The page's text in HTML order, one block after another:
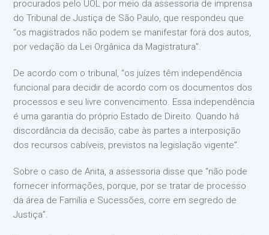
procurados pelo UOL por meio da assessoria de imprensa
do Tribunal de Justiça de São Paulo, que respondeu que
“os magistrados não podem se manifestar fora dos autos,
por vedação da Lei Orgânica da Magistratura”.
De acordo com o tribunal, “os juízes têm independência
funcional para decidir de acordo com os documentos dos
processos e seu livre convencimento. Essa independência
é uma garantia do próprio Estado de Direito. Quando há
discordância da decisão, cabe às partes a interposição
dos recursos cabíveis, previstos na legislação vigente”.
Sobre o caso de Anita, a assessoria disse que “não pode
fornecer informações, porque, por se tratar de processo
da área de Família e Sucessões, corre em segredo de
Justiça”.